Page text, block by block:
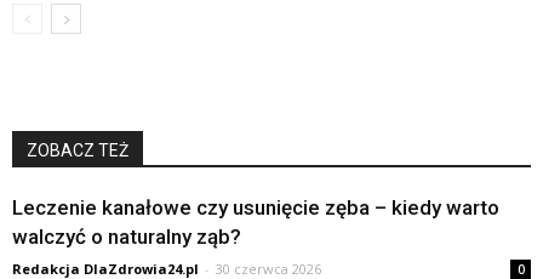
ZOBACZ TEŻ
Leczenie kanałowe czy usunięcie zęba – kiedy warto
walczyć o naturalny ząb?
Redakcja DlaZdrowia24.pl - 30 czerwca 2026 0